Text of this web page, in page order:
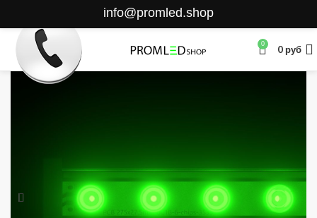
info@promled.shop
0 0руб